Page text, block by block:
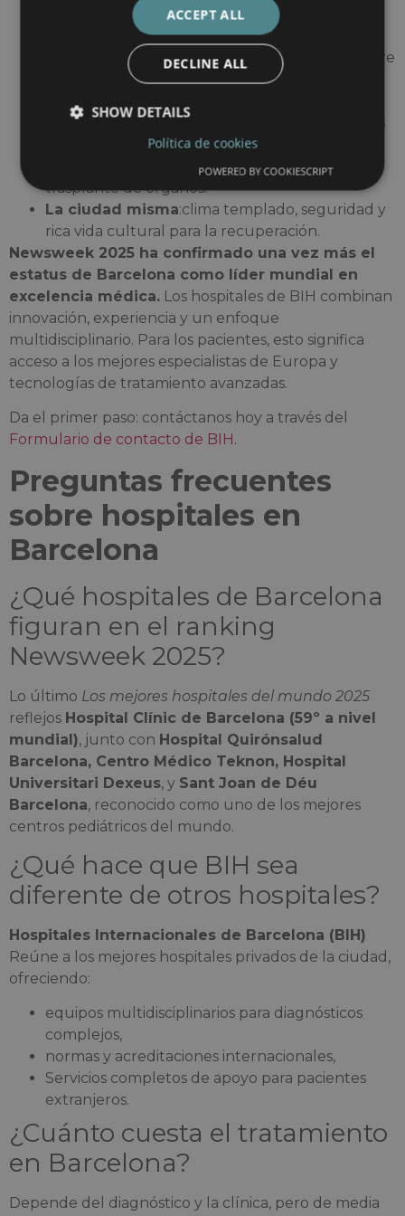
Reconocimiento mundial:confirmado por el
ranking de Newsweek.
Asequibilidad
:los costes son en promedio entre
30 y 401 TP3T más bajos que en Alemania o
EE.UU.
Comodidad :Servicios diseñados para pacientes
internacionales.
: cirugía robótica, terapia CAR-T,
trasplante de órganos.
La ciudad misma:clima templado, seguridad y
rica vida cultural para la recuperación.
Newsweek 2025 ha confirmado una vez más el
estatus de Barcelona como líder mundial en
excelencia médica. Los hospitales de BIH combinan
innovación, experiencia y un enfoque
multidisciplinario. Para los pacientes, esto significa
acceso a los mejores especialistas de Europa y
tecnologías de tratamiento avanzadas.
Da el primer paso: contáctanos hoy a través del
Formulario de contacto de BIH .
Preguntas frecuentes
sobre hospitales en
Barcelona
¿Qué hospitales de Barcelona
figuran en el ranking
Newsweek 2025?
Lo último Los mejores hospitales del mundo 2025
reflejos Hospital Clínic de Barcelona (59º a nivel
mundial), junto con Hospital Quirónsalud
Barcelona, Centro Médico Teknon, Hospital
Universitari Dexeus, y Sant Joan de Déu
Barcelona, reconocido como uno de los mejores
centros pediátricos del mundo.
¿Qué hace que BIH sea
diferente de otros hospitales?
Hospitales Internacionales de Barcelona (BIH)
Reúne a los mejores hospitales privados de la ciudad,
ofreciendo:
equipos multidisciplinarios para diagnósticos
complejos,
normas y acreditaciones internacionales,
Servicios completos de apoyo para pacientes
extranjeros.
¿Cuánto cuesta el tratamiento
en Barcelona?
Depende del diagnóstico y la clínica, pero de media
ACCEPT ALL
DECLINE ALL
SHOW DETAILS
Política de cookies
POWERED BY COOKIESCRIPT